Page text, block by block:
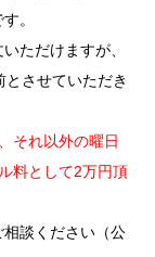
。
ただけますが、
させていただき
それ以外の曜日
料として2万円頂
談ください（公